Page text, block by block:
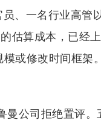
、一名行业高管
估算成本，已经
或修改时间框架。
曼公司拒绝置评